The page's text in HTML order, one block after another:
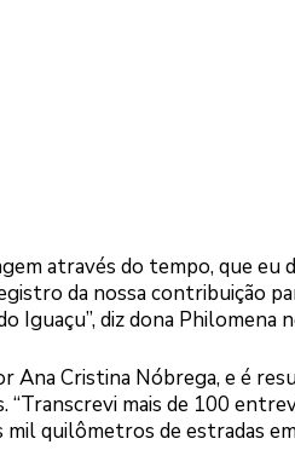
através do tempo, que
da nossa contribuição
Iguaçu”, diz dona Philomena
Ana Cristina Nóbrega, e é
“Transcrevi mais de 100
mil quilômetros de estradas